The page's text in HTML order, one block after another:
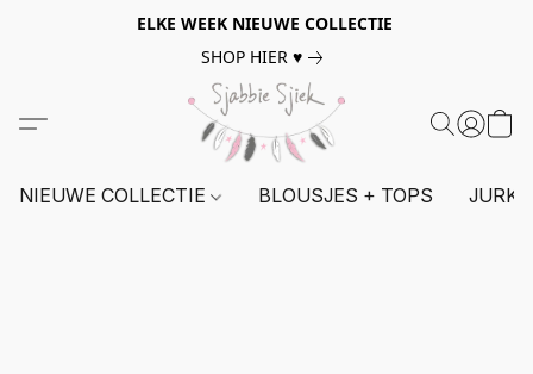
ELKE WEEK NIEUWE COLLECTIE
SHOP HIER ♥
NIEUWE COLLECTIE BLOUSJES + TOPS